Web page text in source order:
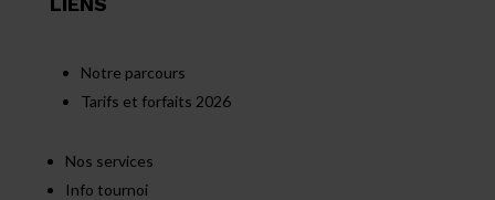
Notre parcours
Tarifs et forfaits 2026
Nos services
Info tournoi